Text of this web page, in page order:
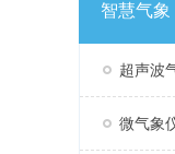
智慧气象
超声波
微气象